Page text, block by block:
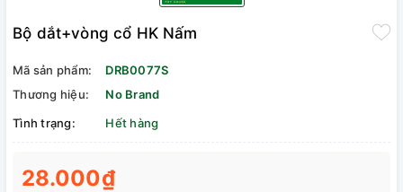
Bộ dắt+vòng cổ HK Nấm
Mã sản phẩm:
DRB0077S
Thương hiệu:
No Brand
Tình trạng:
Hết hàng
28.000₫